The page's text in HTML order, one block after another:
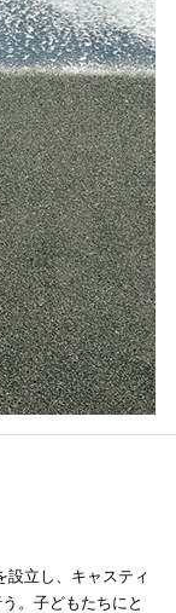
設立し、キャスティ
。子どもたちにと